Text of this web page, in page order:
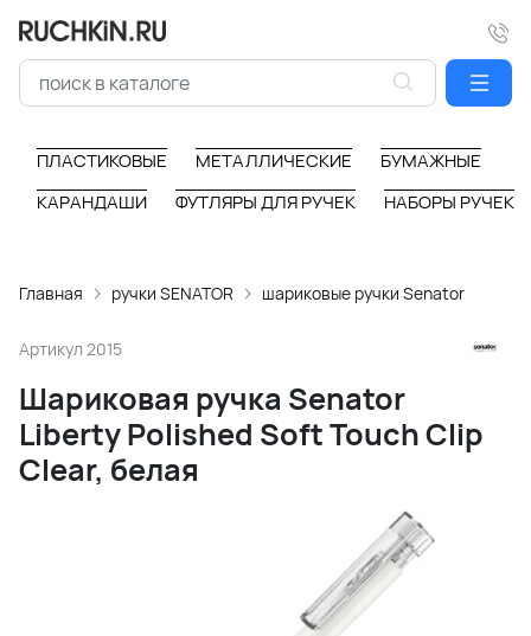
ПЛАСТИКОВЫЕ МЕТАЛЛИЧЕСКИЕ
БУМАЖНЫЕ
КАРАНДАШИ
ФУТЛЯРЫ ДЛЯ РУЧЕК НАБОРЫ РУЧЕК
Главная ручки SENATOR шариковые ручки Senator
Артикул 2015
Шариковая ручка Senator
Liberty Polished Soft Touch Clip
Clear, белая